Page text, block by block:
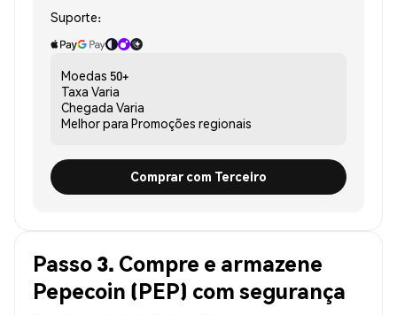
Suporte:
Moedas 50+
Taxa Varia
Chegada Varia
Melhor para Promoções regionais
Comprar com Terceiro
Passo 3. Compre e armazene
Pepecoin (PEP) com segurança